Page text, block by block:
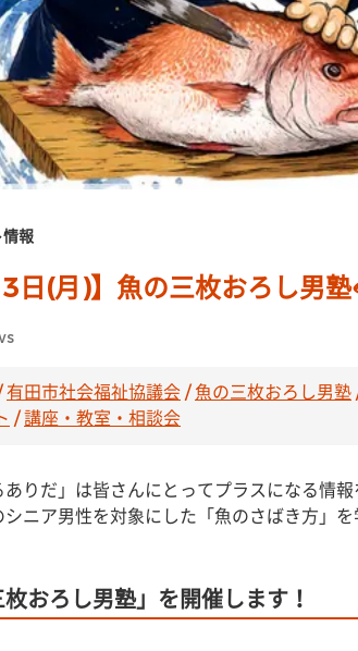
報
日(月)】魚の三枚おろし男
有田市社会福祉協議会/魚の三枚おろし男塾
/講座・教室・相談会
ありだ」は皆さんにとってプラスになる情
ニア男性を対象にした「魚のさばき方」
枚おろし男塾」を開催します！